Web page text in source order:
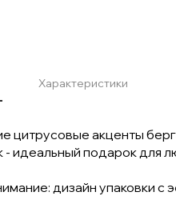
Характеристики
акценты
- идеальный подарок для
дизайн упаковки